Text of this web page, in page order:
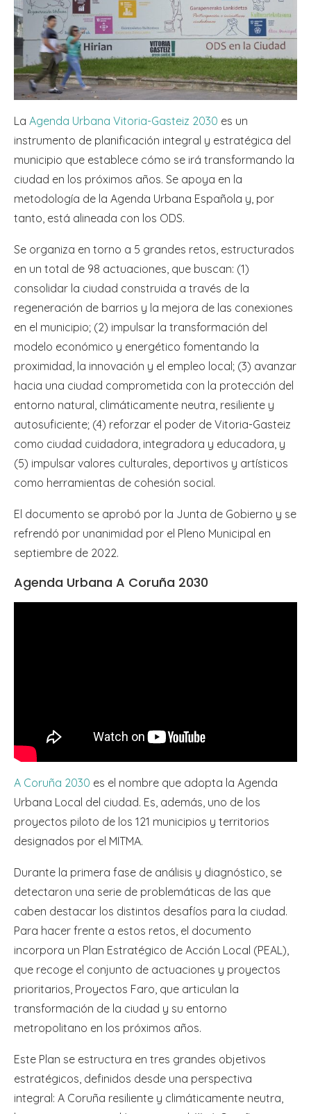
La Agenda Urbana Vitoria-Gasteiz 2030 es un
instrumento de planificación integral y estratégica del
municipio que establece cómo se irá transformando la
ciudad en los próximos años. Se apoya en la
metodología de la Agenda Urbana Española y, por
tanto, está alineada con los ODS.
Se organiza en torno a 5 grandes retos, estructurados
en un total de 98 actuaciones, que buscan: (1)
consolidar la ciudad construida a través de la
regeneración de barrios y la mejora de las conexiones
en el municipio; (2) impulsar la transformación del
modelo económico y energético fomentando la
proximidad, la innovación y el empleo local; (3) avanzar
hacia una ciudad comprometida con la protección del
entorno natural, climáticamente neutra, resiliente y
autosuficiente; (4) reforzar el poder de Vitoria-Gasteiz
como ciudad cuidadora, integradora y educadora, y
(5) impulsar valores culturales, deportivos y artísticos
como herramientas de cohesión social.
El documento se aprobó por la Junta de Gobierno y se
refrendó por unanimidad por el Pleno Municipal en
septiembre de 2022.
Agenda Urbana A Coruña 2030
A Coruña 2030 es el nombre que adopta la Agenda
Urbana Local del ciudad. Es, además, uno de los
proyectos piloto de los 121 municipios y territorios
designados por el MITMA.
Durante la primera fase de análisis y diagnóstico, se
detectaron una serie de problemáticas de las que
caben destacar los distintos desafíos para la ciudad.
Para hacer frente a estos retos, el documento
incorpora un Plan Estratégico de Acción Local (PEAL),
que recoge el conjunto de actuaciones y proyectos
prioritarios, Proyectos Faro, que articulan la
transformación de la ciudad y su entorno
metropolitano en los próximos años.
Este Plan se estructura en tres grandes objetivos
estratégicos, definidos desde una perspectiva
integral: A Coruña resiliente y climáticamente neutra,